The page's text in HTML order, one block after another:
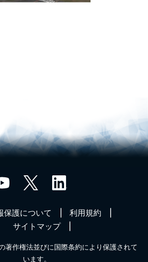
保護について
利用規約
サイトマップ
著作権法並びに国際条約により保護されて
います。